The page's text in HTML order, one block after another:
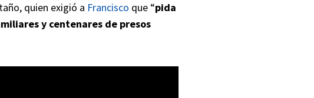
quien exigió a Francisco que “pida
y centenares de presos